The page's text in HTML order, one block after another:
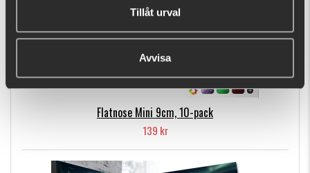
Tillåt urval
Avvisa
Flatnose Mini 9cm, 10-pack
139 kr